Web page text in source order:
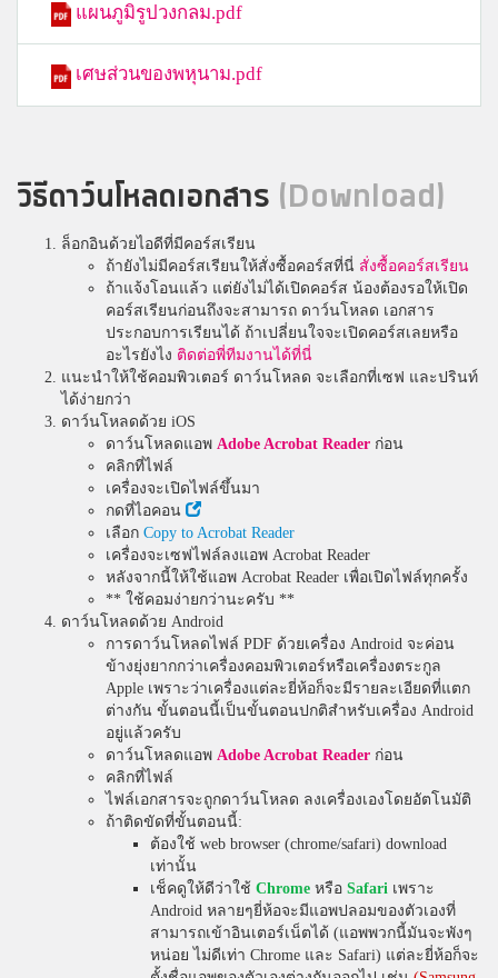
แผนภูมิรูปวงกลม.pdf
เศษส่วนของพหุนาม.pdf
วิธีดาว์นโหลดเอกสาร (Download)
ล็อกอินด้วยไอดีที่มีคอร์สเรียน
ถ้ายังไม่มีคอร์สเรียนให้สั่งซื้อคอร์สที่นี่ สั่งซื้อคอร์สเรียน
ถ้าแจ้งโอนแล้ว แต่ยังไม่ได้เปิดคอร์ส น้องต้องรอให้เปิด
คอร์สเรียนก่อนถึงจะสามารถ ดาว์นโหลด เอกสาร
ประกอบการเรียนได้ ถ้าเปลี่ยนใจจะเปิดคอร์สเลยหรือ
อะไรยังไง ติดต่อพี่ทีมงานได้ที่นี่
แนะนำให้ใช้คอมพิวเตอร์ ดาว์นโหลด จะเลือกที่เซฟ และปรินท์
ได้ง่ายกว่า
ดาว์นโหลดด้วย iOS
ดาว์นโหลดแอพ Adobe Acrobat Reader ก่อน
คลิกที่ไฟล์
เครื่องจะเปิดไฟล์ขึ้นมา
กดที่ไอคอน
เลือก Copy to Acrobat Reader
เครื่องจะเซฟไฟล์ลงแอพ Acrobat Reader
หลังจากนี้ให้ใช้แอพ Acrobat Reader เพื่อเปิดไฟล์ทุกครั้ง
** ใช้คอมง่ายกว่านะครับ **
ดาว์นโหลดด้วย Android
การดาว์นโหลดไฟล์ PDF ด้วยเครื่อง Android จะค่อน
ข้างยุ่งยากกว่าเครื่องคอมพิวเตอร์หรือเครื่องตระกูล
Apple เพราะว่าเครื่องแต่ละยี่ห้อก็จะมีรายละเอียดที่แตก
ต่างกัน ขั้นตอนนี้เป็นขั้นตอนปกติสำหรับเครื่อง Android
อยู่แล้วครับ
ดาว์นโหลดแอพ Adobe Acrobat Reader ก่อน
คลิกที่ไฟล์
ไฟล์เอกสารจะถูกดาว์นโหลด ลงเครื่องเองโดยอัตโนมัติ
ถ้าติดขัดที่ขั้นตอนนี้:
ต้องใช้ web browser (chrome/safari) download
เท่านั้น
เช็คดูให้ดีว่าใช้ Chrome หรือ Safari เพราะ
Android หลายๆยี่ห้อจะมีแอพปลอมของตัวเองที่
สามารถเข้าอินเตอร์เน็ตได้ (แอพพวกนี้มันจะพังๆ
หน่อย ไม่ดีเท่า Chrome และ Safari) แต่ละยี่ห้อก็จะ